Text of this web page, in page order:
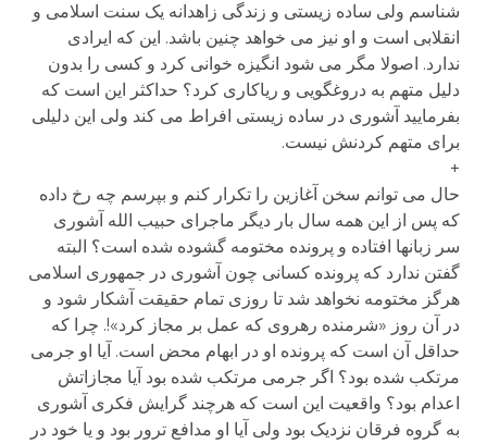
شناسم ولی ساده زیستی و زندگی زاهدانه یک سنت اسلامی و
انقلابی است و او نیز می خواهد چنین باشد. این که ایرادی
ندارد. اصولا مگر می شود انگیزه خوانی کرد و کسی را بدون
دلیل متهم به دروغگویی و ریاکاری کرد؟ حداکثر این است که
بفرمایید آشوری در ساده زیستی افراط می کند ولی این دلیلی
برای متهم کردنش نیست.
+
حال می توانم سخن آغازین را تکرار کنم و بپرسم چه رخ داده
که پس از این همه سال بار دیگر ماجرای حبیب الله آشوری
سر زبانها افتاده و پرونده مختومه گشوده شده است؟ البته
گفتن ندارد که پرونده کسانی چون آشوری در جمهوری اسلامی
هرگز مختومه نخواهد شد تا روزی تمام حقیقت آشکار شود و
در آن روز «شرمنده رهروی که عمل بر مجاز کرد»!. چرا که
حداقل آن است که پرونده او در ابهام محض است. آیا او جرمی
مرتکب شده بود؟ اگر جرمی مرتکب شده بود آیا مجازاتش
اعدام بود؟ واقعیت این است که هرچند گرایش فکری آشوری
به گروه فرقان نزدیک بود ولی آیا او مدافع ترور بود و یا خود در